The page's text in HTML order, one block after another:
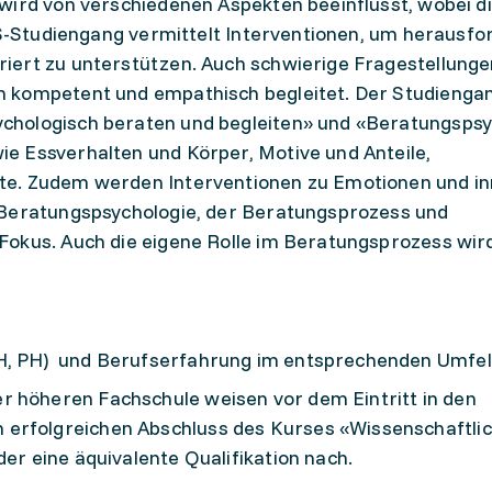
Studiengang vermittelt Interventionen, um
zu unterstützen. Auch schwierige
kompetent und empathisch begleitet. Der
beraten und begleiten» und
Essverhalten und Körper, Motive und Anteile,
Zudem werden Interventionen zu Emotionen und
der Beratungsprozess und
Auch die eigene Rolle im Beratungsprozess
PH) und Berufserfahrung im entsprechenden
höheren Fachschule weisen vor dem Eintritt in den
Abschluss des Kurses
eine äquivalente Qualifikation nach.